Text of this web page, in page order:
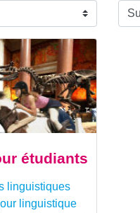
étudiants
linguistiques
linguistique